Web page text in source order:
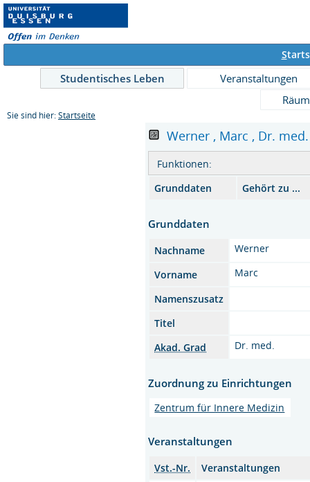
S
Studentisches Leben
Veranstaltungen
Sie sind hier: Startseite
Werner , Marc , Dr.
Funktionen:
Grunddaten
Gehört zu ...
Grunddaten
Nachname
Werner
Vorname
Marc
Namenszusatz
Titel
Akad. Grad
Dr. med.
Zuordnung zu Einrichtungen
Zentrum für Innere Medizin
Veranstaltungen
Vst.-Nr.
Veranstaltungen